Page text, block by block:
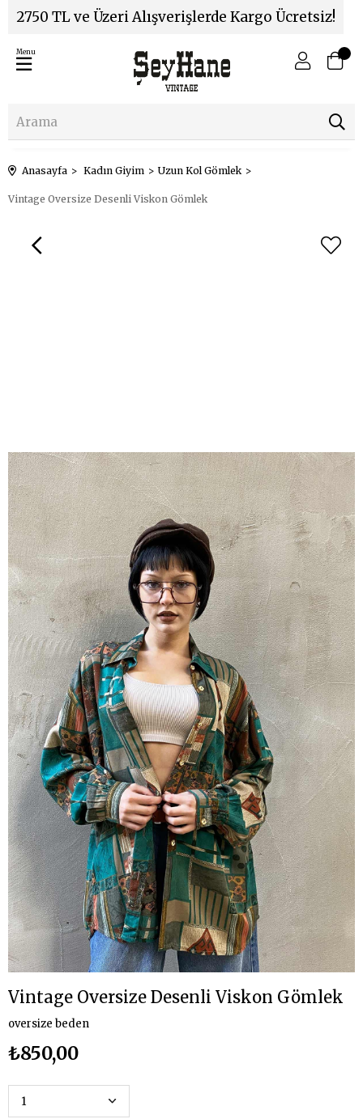
2750 TL ve Üzeri Alışverişlerde Kargo Ücretsiz!
Menu
Anasayfa Kadın Giyim Uzun Kol Gömlek
Vintage Oversize Desenli Viskon Gömlek
Vintage Oversize Desenli Viskon Gömlek
oversize beden
₺850,00